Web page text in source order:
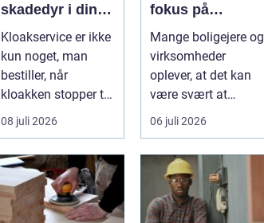
skadedyr i din
bolig
Kloakservice er ikke
kun noget, man
bestiller, når
kloakken stopper til.
En systematisk
gennem...
08 juli 2026
fokus på
smukke flader
Mange boligejere og
virksomheder
oplever, at det kan
være svært at
overskue de mange
gul...
06 juli 2026